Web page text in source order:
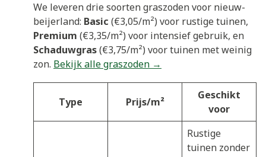
We leveren drie soorten graszoden voor nieuw-
beijerland: Basic (€3,05/m²) voor rustige tuinen,
Premium (€3,35/m²) voor intensief gebruik, en
Schaduwgras(€3,75/m²) voor tuinen met weinig
zon. Bekijk alle graszoden →
Type Prijs/m²
Geschikt
voor
Rustige
tuinen zonder